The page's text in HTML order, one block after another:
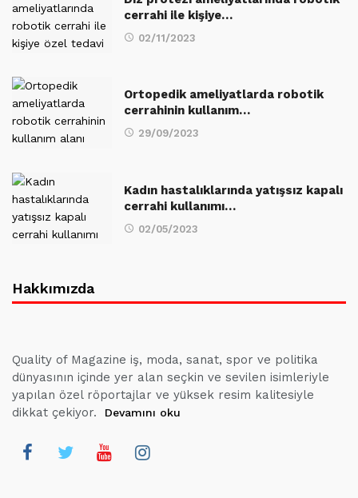
cerrahi ile kişiye…
02/11/2023
Ortopedik ameliyatlarda robotik
cerrahinin kullanım…
29/09/2023
Kadın hastalıklarında yatışsız kapalı
cerrahi kullanımı…
02/05/2023
Hakkımızda
Quality of Magazine iş, moda, sanat, spor ve politika
dünyasının içinde yer alan seçkin ve sevilen isimleriyle
yapılan özel röportajlar ve yüksek resim kalitesiyle
dikkat çekiyor.
Devamını oku